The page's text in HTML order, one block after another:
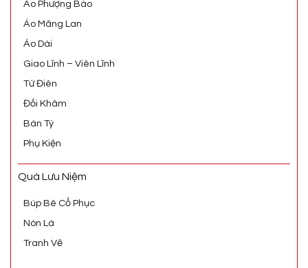
Áo Phượng Bào
Áo Mãng Lan
Áo Dài
Giao Lĩnh – Viên Lĩnh
Tứ Điên
Đối Khâm
Bán Tý
Phụ Kiện
Quà Lưu Niệm
Búp Bê Cổ Phục
Nón Lá
Tranh Vẽ